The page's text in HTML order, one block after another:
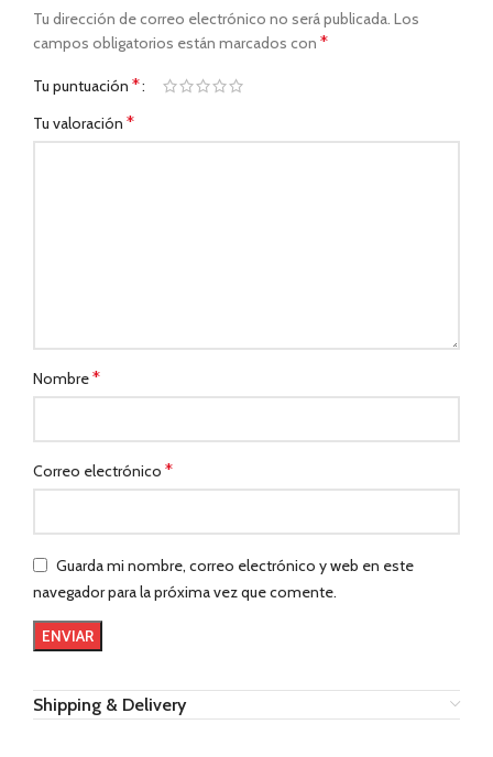
Tu dirección de correo electrónico no será publicada. Los
campos obligatorios están marcados con *
Tu puntuación *
Tu valoración *
Nombre*
Correo electrónico *
Guarda mi nombre, correo electrónico y web en este
navegador para la próxima vez que comente.
Shipping & Delivery